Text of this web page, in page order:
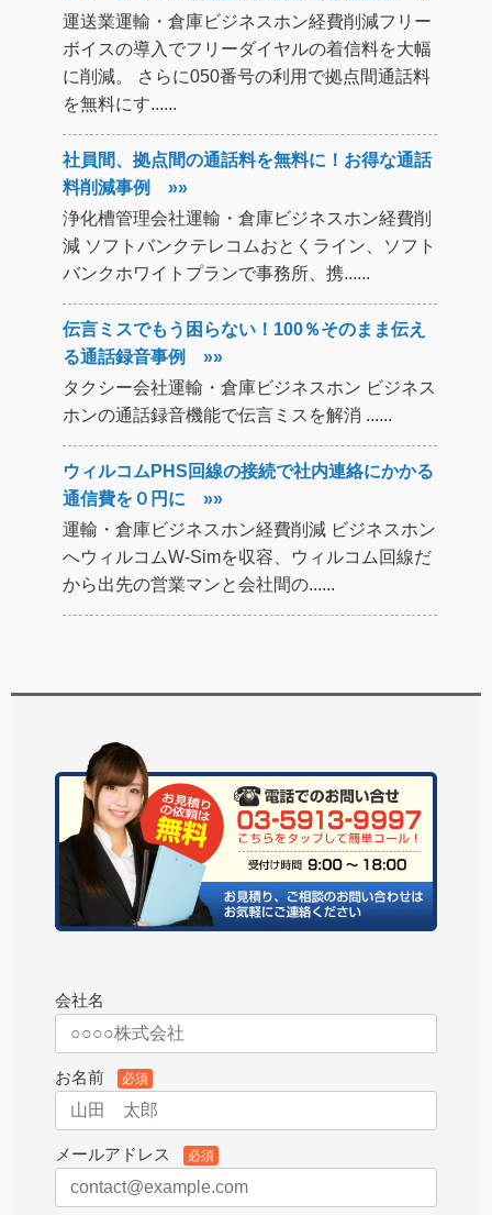
運送業運輸・倉庫ビジネスホン経費削減フリー
ボイスの導入でフリーダイヤルの着信料を大幅
に削減。 さらに050番号の利用で拠点間通話料
を無料にす......
社員間、拠点間の通話料を無料に！お得な通話
料削減事例 »»
浄化槽管理会社運輸・倉庫ビジネスホン経費削
減 ソフトバンクテレコムおとくライン、ソフト
バンクホワイトプランで事務所、携......
伝言ミスでもう困らない！100％そのまま伝え
る通話録音事例 »»
タクシー会社運輸・倉庫ビジネスホン ビジネス
ホンの通話録音機能で伝言ミスを解消 ......
ウィルコムPHS回線の接続で社内連絡にかかる
通信費を０円に »»
運輸・倉庫ビジネスホン経費削減 ビジネスホン
へウィルコムW-Simを収容、ウィルコム回線だ
から出先の営業マンと会社間の......
会社名
お名前 必須
メールアドレス 必須